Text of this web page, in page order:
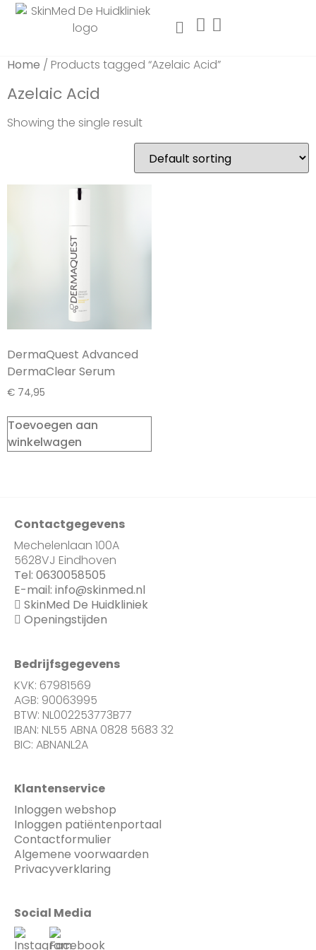
Home / Products tagged “Azelaic Acid”
Azelaic Acid
Showing the single result
DermaQuest Advanced
DermaClear Serum
€ 74,95
Toevoegen aan
winkelwagen
Contactgegevens
Mechelenlaan 100A
5628VJ Eindhoven
Tel: 0630058505
E-mail: info@skinmed.nl
SkinMed De Huidkliniek
Openingstijden
Bedrijfsgegevens
KVK: 67981569
AGB: 90063995
BTW: NL002253773B77
IBAN: NL55 ABNA 0828 5683 32
BIC: ABNANL2A
Klantenservice
Inloggen webshop
Inloggen patiëntenportaal
Contactformulier
Algemene voorwaarden
Privacyverklaring
Social Media